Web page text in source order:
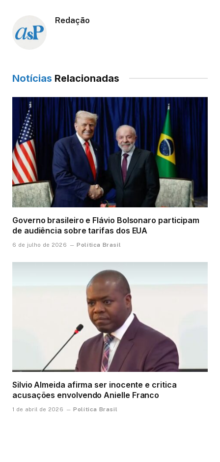
Redação
Notícias Relacionadas
Governo brasileiro e Flávio Bolsonaro participam
de audiência sobre tarifas dos EUA
6 de julho de 2026 Política Brasil
Silvio Almeida afirma ser inocente e critica
acusações envolvendo Anielle Franco
1 de abril de 2026 Política Brasil